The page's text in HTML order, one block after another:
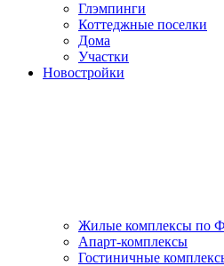
Глэмпинги
Коттеджные поселки
Дома
Участки
Новостройки
Жилые комплексы по
Апарт-комплексы
Гостиничные